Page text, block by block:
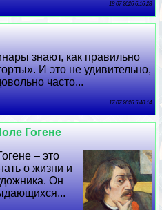
18 07 2026 6:16:28
знают, как правильно
И это не удивительно,
часто...
17 07 2026 5:40:14
Гогене
– это
о жизни и
Он